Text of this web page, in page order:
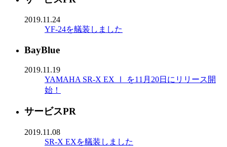
2019.11.24
YF-24を艤装しました
BayBlue
2019.11.19
YAMAHA SR-X EX Ⅰ を11月20日にリリース開
始！
サービスPR
2019.11.08
SR-X EXを艤装しました